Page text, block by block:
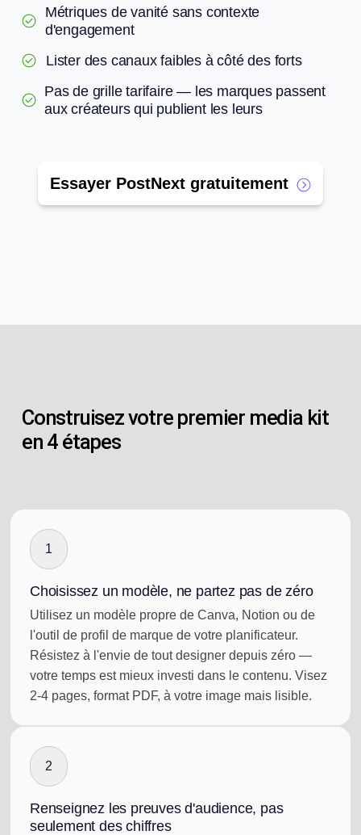
Métriques de vanité sans contexte
d'engagement
Lister des canaux faibles à côté des forts
Pas de grille tarifaire — les marques passent
aux créateurs qui publient les leurs
Essayer PostNext gratuitement
Construisez votre premier media kit
en 4 étapes
1
Choisissez un modèle, ne partez pas de zéro
Utilisez un modèle propre de Canva, Notion ou de
l'outil de profil de marque de votre planificateur.
Résistez à l'envie de tout designer depuis zéro —
votre temps est mieux investi dans le contenu. Visez
2-4 pages, format PDF, à votre image mais lisible.
2
Renseignez les preuves d'audience, pas
seulement des chiffres